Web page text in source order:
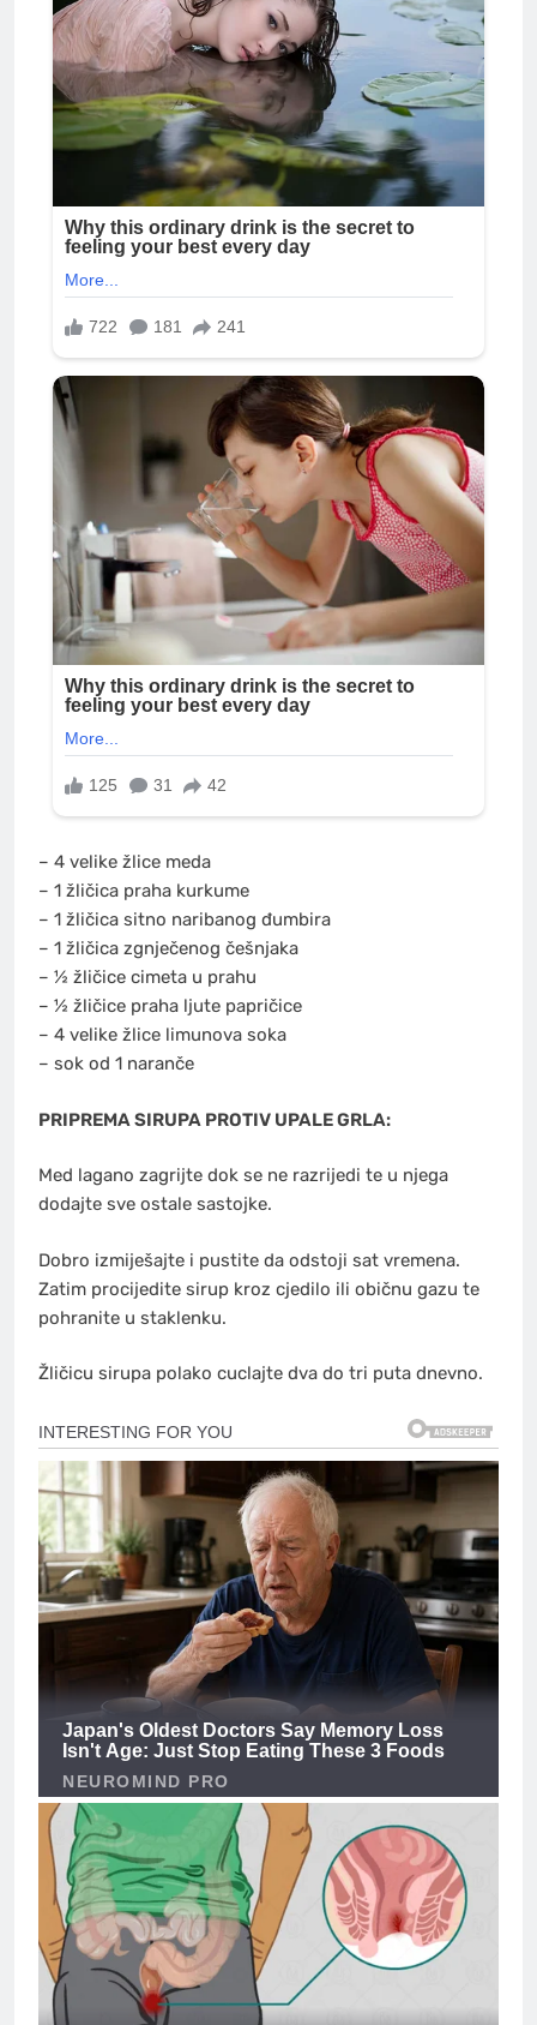
– 4 velike žlice meda
– 1 žličica praha kurkume
– 1 žličica sitno naribanog đumbira
– 1 žličica zgnječenog češnjaka
– ½ žličice cimeta u prahu
– ½ žličice praha ljute papričice
– 4 velike žlice limunova soka
– sok od 1 naranče
PRIPREMA SIRUPA PROTIV UPALE GRLA:
Med lagano zagrijte dok se ne razrijedi te u njega
dodajte sve ostale sastojke.
Dobro izmiješajte i pustite da odstoji sat vremena.
Zatim procijedite sirup kroz cjedilo ili običnu gazu te
pohranite u staklenku.
Žličicu sirupa polako cuclajte dva do tri puta dnevno.